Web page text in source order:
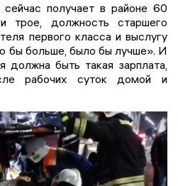
получает в районе 60
трое, должность старшего
первого класса и выслугу
бы больше, было бы лучше». И
должна быть такая зарплата,
рабочих суток домой и